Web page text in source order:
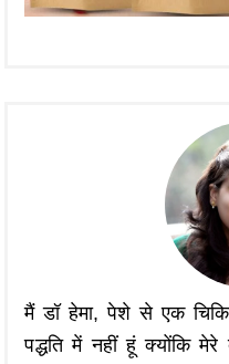
मैं डॉ हेमा, पेशे से एक
पद्धति में नहीं हूं क्योंकि